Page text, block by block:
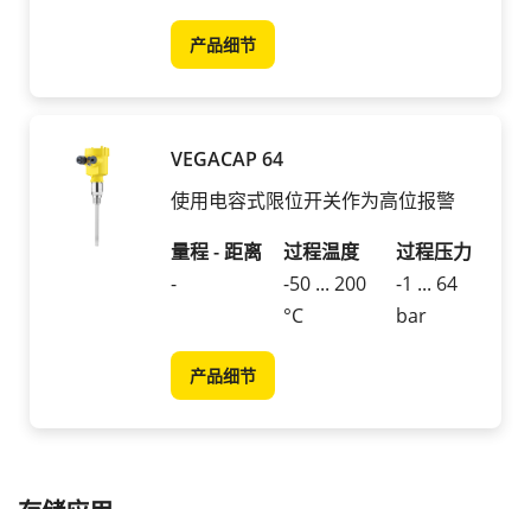
产品细节
VEGACAP 64
使用电容式限位开关作为高位报警
量程 - 距离
-
过程温度
-50 ... 200
°C
过程压力
-1 ... 64
bar
产品细节